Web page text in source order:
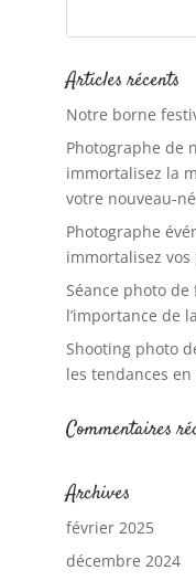
Articles récents
Notre borne
Photographe de
immortalisez la
votre nouveau-né
Photographe
immortalisez
Séance photo de
l’importance de
Shooting photo
les tendances
Commentaires
Archives
février 2025
décembre 2024